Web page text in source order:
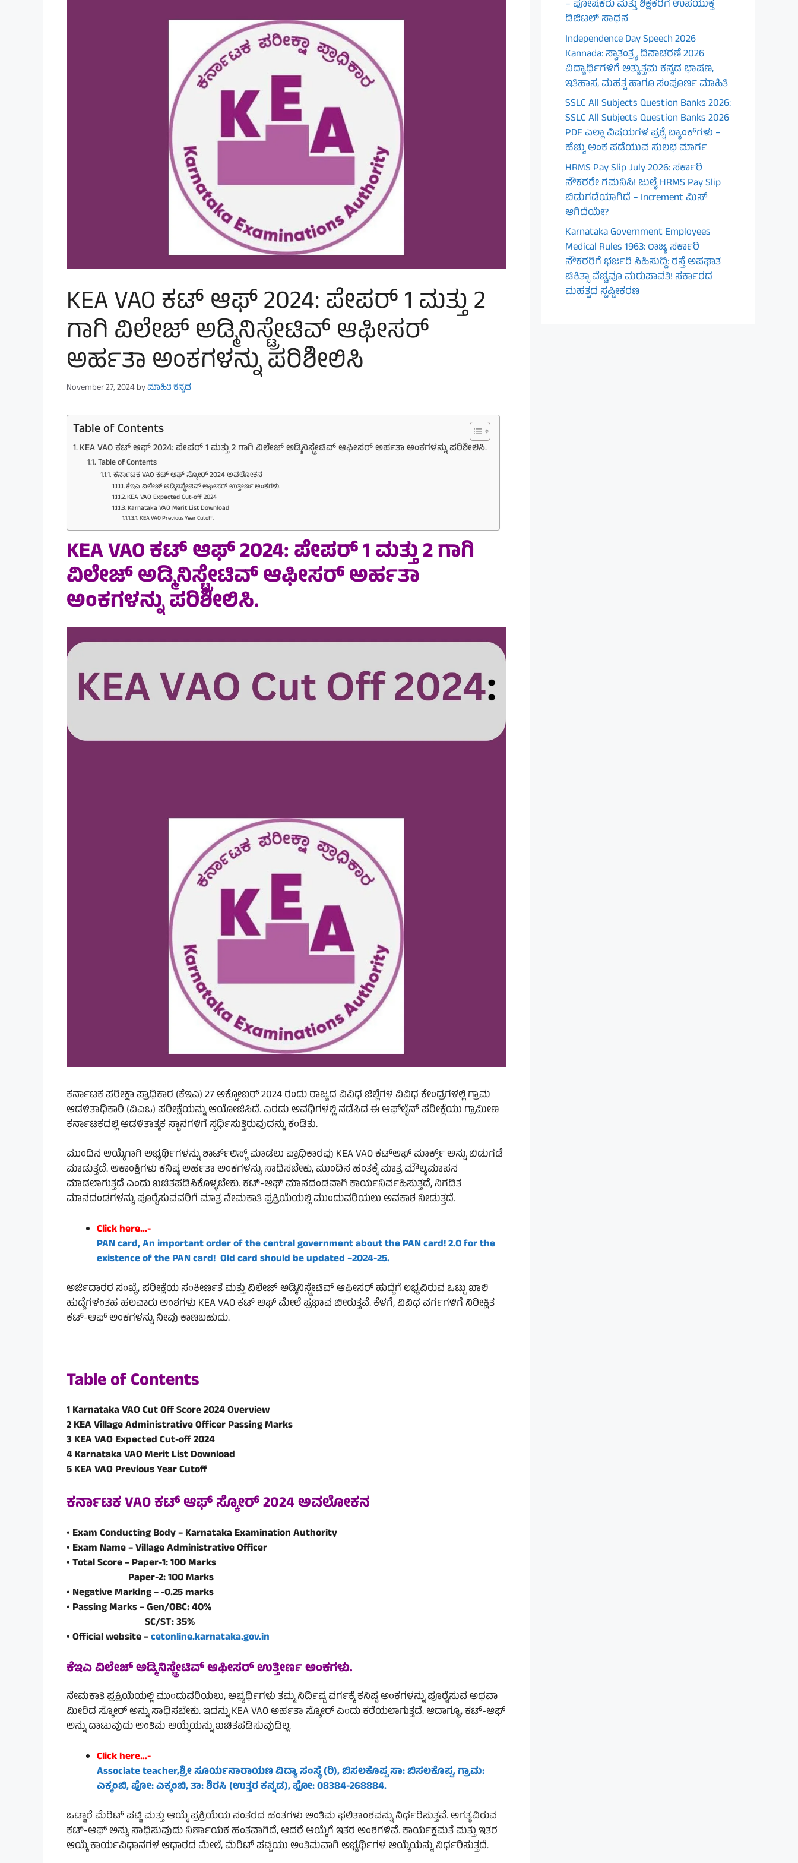
KEA VAO ಕಟ್ ಆಫ್ 2024: ಪೇಪರ್ 1 ಮತ್ತು 2
ಗಾಗಿ ವಿಲೇಜ್ ಅಡ್ಮಿನಿಸ್ಟ್ರೇಟಿವ್ ಆಫೀಸರ್
ಅರ್ಹತಾ ಅಂಕಗಳನ್ನು ಪರಿಶೀಲಿಸಿ
November 27, 2024byಮಾಹಿತಿ ಕನ್ನಡ
Table of Contents
KEA VAO ಕಟ್ ಆಫ್ 2024: ಪೇಪರ್ 1 ಮತ್ತು 2 ಗಾಗಿ ವಿಲೇಜ್ ಅಡ್ಮಿನಿಸ್ಟ್ರೇಟಿವ್ ಆಫೀಸರ್ ಅರ್ಹತಾ ಅಂಕಗಳನ್ನು ಪರಿಶೀಲಿಸಿ.
Table of Contents
ಕರ್ನಾಟಕ VAO ಕಟ್ ಆಫ್ ಸ್ಕೋರ್ 2024 ಅವಲೋಕನ
ಕೆಇಎ ವಿಲೇಜ್ ಅಡ್ಮಿನಿಸ್ಟ್ರೇಟಿವ್ ಆಫೀಸರ್ ಉತ್ತೀರ್ಣ ಅಂಕಗಳು.
KEA VAO Expected Cut-off 2024
Karnataka VAO Merit List Download
KEA VAO Previous Year Cutoff.
KEA VAO ಕಟ್ ಆಫ್ 2024: ಪೇಪರ್ 1 ಮತ್ತು 2 ಗಾಗಿ
ವಿಲೇಜ್ ಅಡ್ಮಿನಿಸ್ಟ್ರೇಟಿವ್ ಆಫೀಸರ್ ಅರ್ಹತಾ
ಅಂಕಗಳನ್ನು ಪರಿಶೀಲಿಸಿ.
ಕರ್ನಾಟಕ ಪರೀಕ್ಷಾ ಪ್ರಾಧಿಕಾರ (ಕೆಇಎ) 27 ಅಕ್ಟೋಬರ್ 2024 ರಂದು ರಾಜ್ಯದ ವಿವಿಧ ಜಿಲ್ಲೆಗಳ ವಿವಿಧ ಕೇಂದ್ರಗಳಲ್ಲಿ ಗ್ರಾಮ
ಆಡಳಿತಾಧಿಕಾರಿ (ವಿಎಒ) ಪರೀಕ್ಷೆಯನ್ನು ಆಯೋಜಿಸಿದೆ. ಎರಡು ಅವಧಿಗಳಲ್ಲಿ ನಡೆಸಿದ ಈ ಆಫ್‌ಲೈನ್ ಪರೀಕ್ಷೆಯು ಗ್ರಾಮೀಣ
ಕರ್ನಾಟಕದಲ್ಲಿ ಆಡಳಿತಾತ್ಮಕ ಸ್ಥಾನಗಳಿಗೆ ಸ್ಪರ್ಧಿಸುತ್ತಿರುವುದನ್ನು ಕಂಡಿತು.
ಮುಂದಿನ ಆಯ್ಕೆಗಾಗಿ ಅಭ್ಯರ್ಥಿಗಳನ್ನು ಶಾರ್ಟ್‌ಲಿಸ್ಟ್ ಮಾಡಲು ಪ್ರಾಧಿಕಾರವು KEA VAO ಕಟ್ಆಫ್ ಮಾರ್ಕ್ಸ್ ಅನ್ನು ಬಿಡುಗಡೆ
ಮಾಡುತ್ತದೆ. ಆಕಾಂಕ್ಷಿಗಳು ಕನಿಷ್ಠ ಅರ್ಹತಾ ಅಂಕಗಳನ್ನು ಸಾಧಿಸಬೇಕು, ಮುಂದಿನ ಹಂತಕ್ಕೆ ಮಾತ್ರ ಮೌಲ್ಯಮಾಪನ
ಮಾಡಲಾಗುತ್ತದೆ ಎಂದು ಖಚಿತಪಡಿಸಿಕೊಳ್ಳಬೇಕು. ಕಟ್-ಆಫ್ ಮಾನದಂಡವಾಗಿ ಕಾರ್ಯನಿರ್ವಹಿಸುತ್ತದೆ, ನಿಗದಿತ
ಮಾನದಂಡಗಳನ್ನು ಪೂರೈಸುವವರಿಗೆ ಮಾತ್ರ ನೇಮಕಾತಿ ಪ್ರಕ್ರಿಯೆಯಲ್ಲಿ ಮುಂದುವರಿಯಲು ಅವಕಾಶ ನೀಡುತ್ತದೆ.
Click here…-
PAN card, An important order of the central government about the PAN card! 2.0 for the
existence of the PAN card! Old card should be updated –2024-25.
ಅರ್ಜಿದಾರರ ಸಂಖ್ಯೆ, ಪರೀಕ್ಷೆಯ ಸಂಕೀರ್ಣತೆ ಮತ್ತು ವಿಲೇಜ್ ಅಡ್ಮಿನಿಸ್ಟ್ರೇಟಿವ್ ಆಫೀಸರ್ ಹುದ್ದೆಗೆ ಲಭ್ಯವಿರುವ ಒಟ್ಟು ಖಾಲಿ
ಹುದ್ದೆಗಳಂತಹ ಹಲವಾರು ಅಂಶಗಳು KEA VAO ಕಟ್ ಆಫ್ ಮೇಲೆ ಪ್ರಭಾವ ಬೀರುತ್ತವೆ. ಕೆಳಗೆ, ವಿವಿಧ ವರ್ಗಗಳಿಗೆ ನಿರೀಕ್ಷಿತ
ಕಟ್-ಆಫ್ ಅಂಕಗಳನ್ನು ನೀವು ಕಾಣಬಹುದು.
Table of Contents
1 Karnataka VAO Cut Off Score 2024 Overview
2 KEA Village Administrative Officer Passing Marks
3 KEA VAO Expected Cut-off 2024
4 Karnataka VAO Merit List Download
5 KEA VAO Previous Year Cutoff
ಕರ್ನಾಟಕ VAO ಕಟ್ ಆಫ್ ಸ್ಕೋರ್ 2024 ಅವಲೋಕನ
• Exam Conducting Body – Karnataka Examination Authority
• Exam Name – Village Administrative Officer
• Total Score – Paper-1: 100 Marks
Paper-2: 100 Marks
• Negative Marking – -0.25 marks
• Passing Marks – Gen/OBC: 40%
SC/ST: 35%
• Official website –cetonline.karnataka.gov.in
ಕೆಇಎ ವಿಲೇಜ್ ಅಡ್ಮಿನಿಸ್ಟ್ರೇಟಿವ್ ಆಫೀಸರ್ ಉತ್ತೀರ್ಣ ಅಂಕಗಳು.
ನೇಮಕಾತಿ ಪ್ರಕ್ರಿಯೆಯಲ್ಲಿ ಮುಂದುವರಿಯಲು, ಅಭ್ಯರ್ಥಿಗಳು ತಮ್ಮ ನಿರ್ದಿಷ್ಟ ವರ್ಗಕ್ಕೆ ಕನಿಷ್ಠ ಅಂಕಗಳನ್ನು ಪೂರೈಸುವ ಅಥವಾ
ಮೀರಿದ ಸ್ಕೋರ್ ಅನ್ನು ಸಾಧಿಸಬೇಕು. ಇದನ್ನು KEA VAO ಅರ್ಹತಾ ಸ್ಕೋರ್ ಎಂದು ಕರೆಯಲಾಗುತ್ತದೆ. ಆದಾಗ್ಯೂ, ಕಟ್-ಆಫ್
ಅನ್ನು ದಾಟುವುದು ಅಂತಿಮ ಆಯ್ಕೆಯನ್ನು ಖಚಿತಪಡಿಸುವುದಿಲ್ಲ.
Click here…-
Associate teacher,ಶ್ರೀ ಸೂರ್ಯನಾರಾಯಣ ವಿದ್ಯಾ ಸಂಸ್ಥೆ (ರಿ), ಬಿಸಲಕೊಪ್ಪ ಸಾ: ಬಿಸಲಕೊಪ್ಪ, ಗ್ರಾಮ:
ಎಕ್ಕಂಬಿ, ಪೋ: ಎಕ್ಕಂಬಿ, ತಾ: ಶಿರಸಿ (ಉತ್ತರ ಕನ್ನಡ), ಫೋ:08384-268884.
ಒಟ್ಟಾರೆ ಮೆರಿಟ್ ಪಟ್ಟಿ ಮತ್ತು ಆಯ್ಕೆ ಪ್ರಕ್ರಿಯೆಯ ನಂತರದ ಹಂತಗಳು ಅಂತಿಮ ಫಲಿತಾಂಶವನ್ನು ನಿರ್ಧರಿಸುತ್ತವೆ. ಅಗತ್ಯವಿರುವ
ಕಟ್-ಆಫ್ ಅನ್ನು ಸಾಧಿಸುವುದು ನಿರ್ಣಾಯಕ ಹಂತವಾಗಿದೆ, ಆದರೆ ಆಯ್ಕೆಗೆ ಇತರ ಅಂಶಗಳಿವೆ. ಕಾರ್ಯಕ್ಷಮತೆ ಮತ್ತು ಇತರ
ಆಯ್ಕೆ ಕಾರ್ಯವಿಧಾನಗಳ ಆಧಾರದ ಮೇಲೆ, ಮೆರಿಟ್ ಪಟ್ಟಿಯು ಅಂತಿಮವಾಗಿ ಅಭ್ಯರ್ಥಿಗಳ ಆಯ್ಕೆಯನ್ನು ನಿರ್ಧರಿಸುತ್ತದೆ.
– ಪೋಷಕರು ಮತ್ತು ಶಿಕ್ಷಕರಿಗೆ ಉಪಯುಕ್ತ
ಡಿಜಿಟಲ್ ಸಾಧನ
Independence Day Speech 2026
Kannada: ಸ್ವಾತಂತ್ರ್ಯ ದಿನಾಚರಣೆ 2026
ವಿದ್ಯಾರ್ಥಿಗಳಿಗೆ ಅತ್ಯುತ್ತಮ ಕನ್ನಡ ಭಾಷಣ,
ಇತಿಹಾಸ, ಮಹತ್ವ ಹಾಗೂ ಸಂಪೂರ್ಣ ಮಾಹಿತಿ
SSLC All Subjects Question Banks 2026:
SSLC All Subjects Question Banks 2026
PDF ಎಲ್ಲಾ ವಿಷಯಗಳ ಪ್ರಶ್ನೆ ಬ್ಯಾಂಕ್‌ಗಳು –
ಹೆಚ್ಚು ಅಂಕ ಪಡೆಯುವ ಸುಲಭ ಮಾರ್ಗ
HRMS Pay Slip July 2026: ಸರ್ಕಾರಿ
ನೌಕರರೇ ಗಮನಿಸಿ! ಜುಲೈ HRMS Pay Slip
ಬಿಡುಗಡೆಯಾಗಿದೆ – Increment ಮಿಸ್
ಆಗಿದೆಯೇ?
Karnataka Government Employees
Medical Rules 1963: ರಾಜ್ಯ ಸರ್ಕಾರಿ
ನೌಕರರಿಗೆ ಭರ್ಜರಿ ಸಿಹಿಸುದ್ದಿ: ರಸ್ತೆ ಅಪಘಾತ
ಚಿಕಿತ್ಸಾ ವೆಚ್ಚವೂ ಮರುಪಾವತಿ! ಸರ್ಕಾರದ
ಮಹತ್ವದ ಸ್ಪಷ್ಟೀಕರಣ